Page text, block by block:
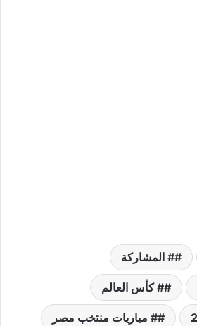
# المشاركة
# كأس العالم
# مباريات منتخب مصر